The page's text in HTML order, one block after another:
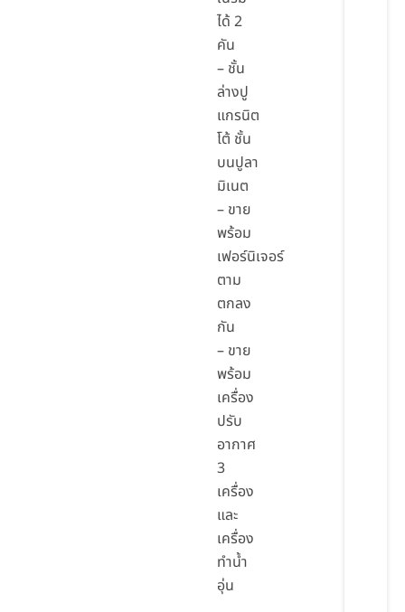
ได้ 2
คัน
– ชั้น
ล่างปู
แกรนิต
โต้ ชั้น
บนปูลา
มิเนต
– ขาย
พร้อม
เฟอร์นิเจอร์
ตาม
ตกลง
กัน
– ขาย
พร้อม
เครื่อง
ปรับ
อากาศ
3
เครื่อง
และ
เครื่อง
ทำน้ำ
อุ่น